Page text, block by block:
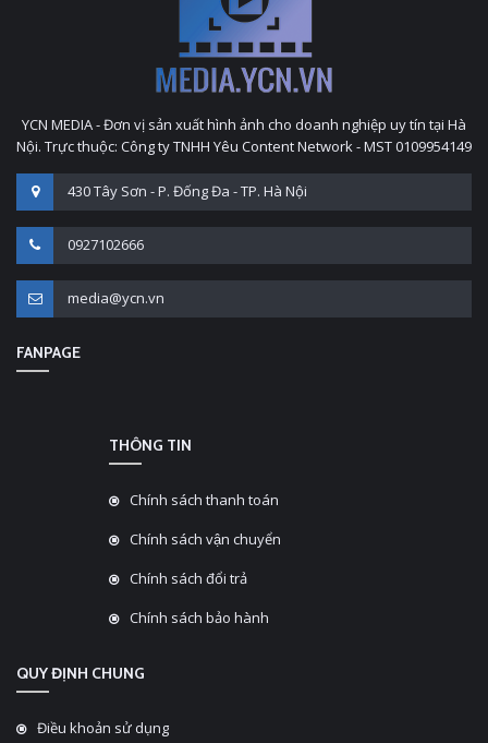
YCN MEDIA - Đơn vị sản xuất hình ảnh cho doanh nghiệp uy tín tại Hà
Nội. Trực thuộc: Công ty TNHH Yêu Content Network - MST 0109954149
430 Tây Sơn - P. Đống Đa - TP. Hà Nội
0927102666
media@ycn.vn
FANPAGE
THÔNG TIN
Chính sách thanh toán
Chính sách vận chuyển
Chính sách đổi trả
Chính sách bảo hành
QUY ĐỊNH CHUNG
Điều khoản sử dụng